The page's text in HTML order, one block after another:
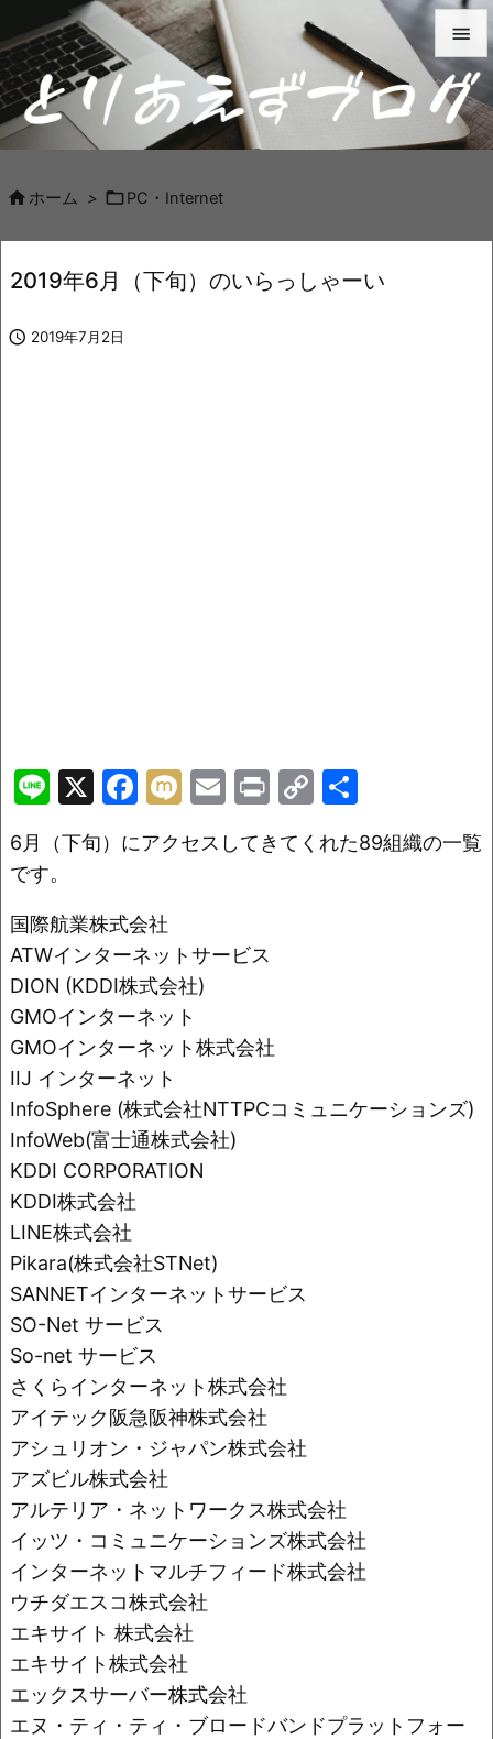


メニュ

 ホーム > PC・Internet
2019年6月（下旬）のいらっしゃーい
 2019年7月2日
Li
e
X
F
c
b
o
o
k
M
i
E
ai
Pr
t
C
p
6月（下旬）にアクセスしてきてくれた89組織の一覧
です。
国際航業株式会社
ATWインターネットサービス
DION (KDDI株式会社)
GMOインターネット
GMOインターネット株式会社
IIJ インターネット
InfoSphere (株式会社NTTPCコミュニケーションズ)
InfoWeb(富士通株式会社)
KDDI CORPORATION
KDDI株式会社
LINE株式会社
Pikara(株式会社STNet)
SANNETインターネットサービス
SO-Net サービス
So-net サービス
さくらインターネット株式会社
アイテック阪急阪神株式会社
アシュリオン・ジャパン株式会社
アズビル株式会社
アルテリア・ネットワークス株式会社
イッツ・コミュニケーションズ株式会社
インターネットマルチフィード株式会社
ウチダエスコ株式会社
エキサイト 株式会社
エキサイト株式会社
エックスサーバー株式会社
エヌ・ティ・ティ・ブロードバンドプラットフォー